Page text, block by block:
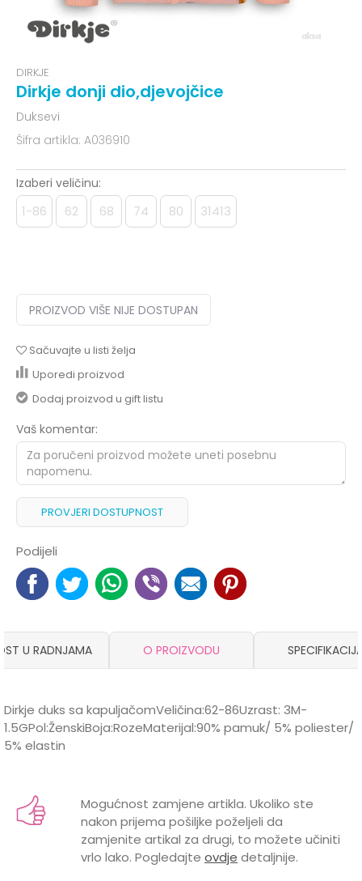
DIRKJE
Dirkje donji dio,djevojčice
Duksevi
Šifra artikla: A036910
Izaberi veličinu:
1-86 62 68 74 80 31413
PROIZVOD VIŠE NIJE DOSTUPAN
Sačuvajte u listi želja
Uporedi proizvod
Dodaj proizvod u gift listu
Vaš komentar:
PROVJERI DOSTUPNOST
Podijeli
U RADNJAMA O PROIZVODU
Dirkje duks sa kapuljačomVeličina:62-86Uzrast: 3M-
1.5GPol:ŽenskiBoja:RozeMaterijal:90% pamuk/ 5% poliester/
5% elastin
Kategorija
Duksevi
BOJA
ROZE
DIRKJE
Email
Mogućnost zamjene artikla. Ukoliko ste
nakon prijema pošiljke poželjeli da
zamjenite artikal za drugi, to možete učiniti
vrlo lako. Pogledajte ovdje detaljnije.